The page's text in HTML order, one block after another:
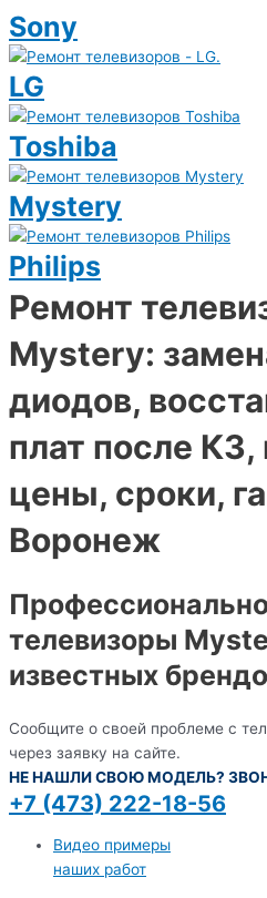
Sony
LG
Toshiba
Mystery
Philips
Ремонт
Mystery:
диодов,
плат после
цены, сроки,
Воронеж
телевизоры
известных
Сообщите о своей проблеме с
через заявку на сайте.
НЕ НАШЛИ СВОЮ МОДЕЛЬ?
+7 (473) 222-18-56
Видео примеры
наших работ